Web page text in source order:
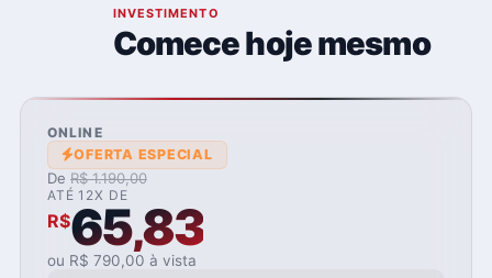
INVESTIMENTO
Comece hoje mesmo
ONLINE
OFERTA ESPECIAL
De R$ 1.190,00
ATÉ 12X DE
R$65,83
ou R$ 790,00 à vista